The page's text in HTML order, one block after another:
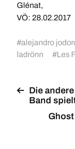
Glénat,
VÖ: 28.02.2017
#alejandro
ladrönn
#Les
Die
Band